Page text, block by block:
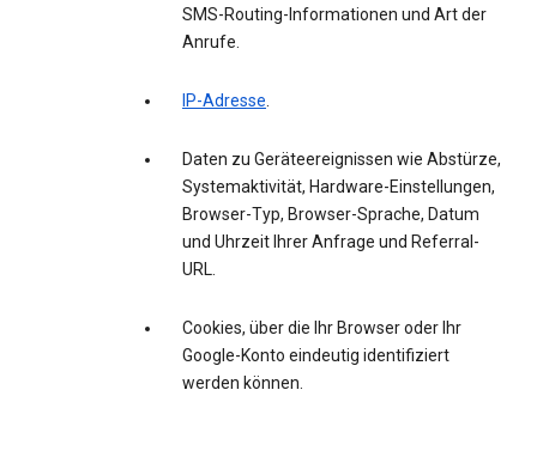
SMS-Routing-Informationen und Art der
Anrufe.
IP-Adresse.
Daten zu Geräteereignissen wie Abstürze,
Systemaktivität, Hardware-Einstellungen,
Browser-Typ, Browser-Sprache, Datum
und Uhrzeit Ihrer Anfrage und Referral-
URL.
Cookies, über die Ihr Browser oder Ihr
Google-Konto eindeutig identifiziert
werden können.